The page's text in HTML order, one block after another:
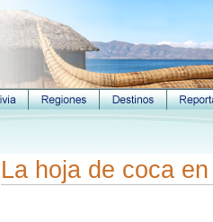
La hoja de coca